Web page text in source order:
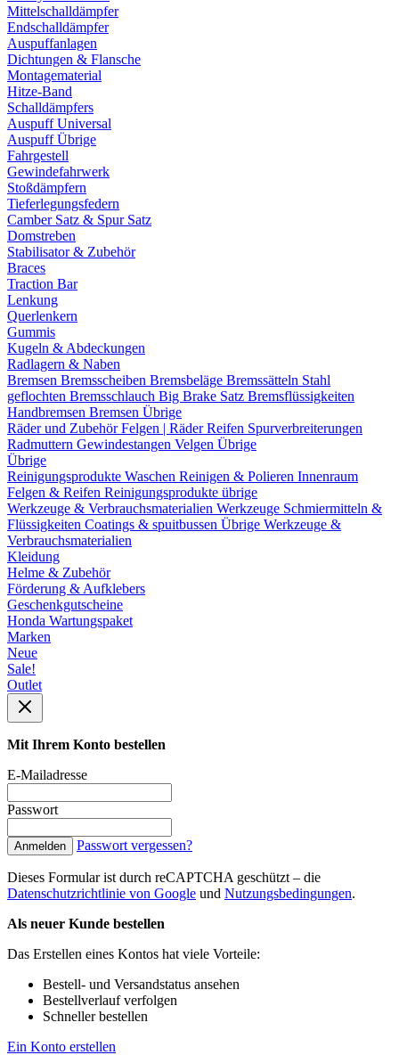
Mittelschalldämpfer
Endschalldämpfer
Auspuffanlagen
Dichtungen & Flansche
Montagematerial
Hitze-Band
Schalldämpfers
Auspuff Universal
Auspuff Übrige
Fahrgestell
Gewindefahrwerk
Stoßdämpfern
Tieferlegungsfedern
Camber Satz & Spur Satz
Domstreben
Stabilisator & Zubehör
Braces
Traction Bar
Lenkung
Querlenkern
Gummis
Kugeln & Abdeckungen
Radlagern & Naben
Bremsen Bremsscheiben Bremsbeläge Bremssätteln Stahl
geflochten Bremsschlauch Big Brake Satz Bremsflüssigkeiten
Handbremsen Bremsen Übrige
Räder und ZubehörFelgen | RäderReifen Spurverbreiterungen
Radmuttern Gewindestangen Velgen Übrige
Übrige
Reinigungsprodukte Waschen Reinigen & Polieren Innenraum
Felgen & Reifen Reinigungsprodukte übrige
Werkzeuge & Verbrauchsmaterialien Werkzeuge Schmiermitteln &
Flüssigkeiten Coatings & spuitbussen Übrige Werkzeuge &
Verbrauchsmaterialien
Kleidung
Helme & Zubehör
Förderung & Aufklebers
Geschenkgutscheine
Honda Wartungspaket
Marken
Neue
Sale!
Outlet
Mit Ihrem Konto bestellen
E-Mailadresse
Passwort
Anmelden Passwort vergessen?
Dieses Formular ist durch reCAPTCHA geschützt – die
Datenschutzrichtlinie von Google und Nutzungsbedingungen.
Als neuer Kunde bestellen
Das Erstellen eines Kontos hat viele Vorteile:
Bestell- und Versandstatus ansehen
Bestellverlauf verfolgen
Schneller bestellen
Ein Konto erstellen